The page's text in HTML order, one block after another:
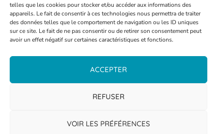
telles que les cookies pour stocker et/ou accéder aux informations des
appareils. Le fait de consentir à ces technologies nous permettra de traiter
des données telles que le comportement de navigation ou les ID uniques
sur ce site. Le fait de ne pas consentir ou de retirer son consentement peut
avoir un effet négatif sur certaines caractéristiques et fonctions.
ACCEPTER
REFUSER
VOIR LES PRÉFÉRENCES